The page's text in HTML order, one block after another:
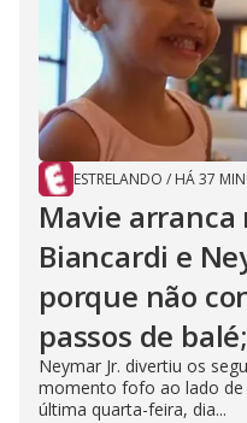
ESTRELANDO / HÁ 37
Mavie arranca
Biancardi e
porque não
passos de
Neymar Jr. divertiu os
momento fofo ao lado de
última quarta-feira, dia...